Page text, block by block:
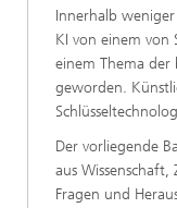
Innerhalb
KI von einem von
einem Thema
geworden.
Der vorliegende
aus
Fragen und